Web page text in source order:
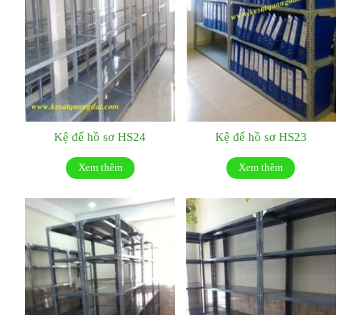
Kệ để hồ sơ HS24
Xem thêm
Kệ để hồ sơ HS23
Xem thêm